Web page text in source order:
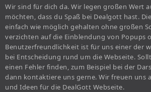
Wir sind für dich da. Wir legen großen Wert
möchten, dass du Spaß bei Dealgott hast.
einfach wie möglich gehalten ohne großen
verzichten auf die Einblendung von Popups
Benutzerfreundlichkeit ist für uns einer der
bei Entscheidung rund um die Webseite.
einen Fehler finden, zum Beispiel bei der
dann kontaktiere uns gerne. Wir freuen uns
und Ideen für die DealGott Webseite.